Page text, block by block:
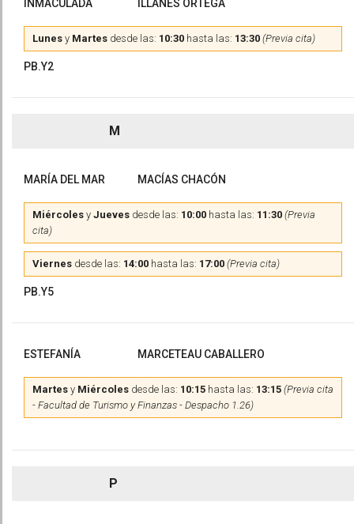
INMACULADA ILLANES ORTEGA
Lunes y Martes desde las: 10:30 hasta las: 13:30 (Previa cita)
PB.Y2
M
MARÍA DEL MAR MACÍAS CHACÓN
Miércoles y Jueves desde las: 10:00 hasta las: 11:30 (Previa
cita)
Viernes desde las: 14:00 hasta las: 17:00 (Previa cita)
PB.Y5
ESTEFANÍA MARCETEAU CABALLERO
Martes y Miércoles desde las: 10:15 hasta las: 13:15 (Previa cita
- Facultad de Turismo y Finanzas - Despacho 1.26)
P